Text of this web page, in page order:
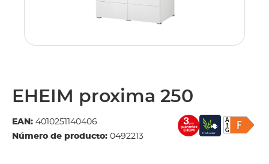
EHEIM proxima 250
EAN: 4010251140406
Número de producto: 0492213